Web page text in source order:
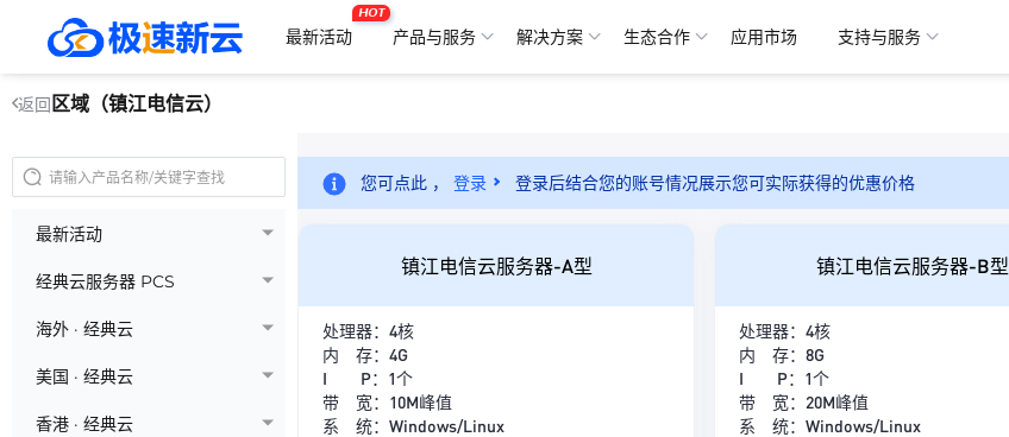
最新活动
HOT
产品与服务 解决方案 生态合作 应用市场
支持与服务
返回 区域（镇江电信云）
最新活动
经典云服务器 PCS
海外 · 经典云
美国 · 经典云
香港 · 经典云
您可点此 ， 登录 登录后结合您的账号情况展示您可实际获得的优惠价格
镇江电信云服务器-A型
处理器：4核
内 存：4G
I P：1个
带 宽：10M峰值
系 统：Windows/Linux
镇江电信云服务器-B型
处理器：4核
内 存：8G
I P：1个
带 宽：20M峰值
系 统：Windows/Linux